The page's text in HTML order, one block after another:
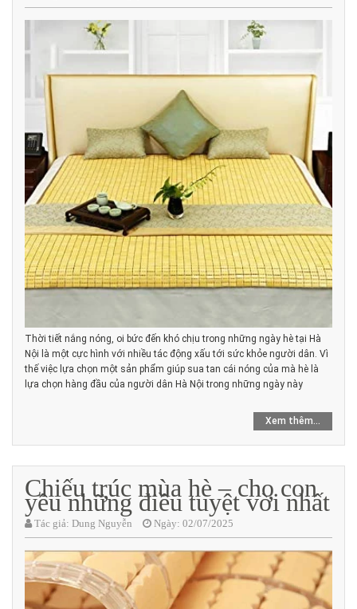
Thời tiết nắng nóng, oi bức đến khó chịu trong những ngày hè tại Hà
Nội là một cực hình với nhiều tác động xấu tới sức khỏe người dân. Vì
thế việc lựa chọn một sản phẩm giúp sua tan cái nóng của mà hè là
lựa chọn hàng đầu của người dân Hà Nội trong những ngày này
Xem thêm...
Chiếu trúc mùa hè – cho con
yêu những điều tuyệt vời nhất
Tác giả: Dung Nguyễn Ngày: 02/07/2025